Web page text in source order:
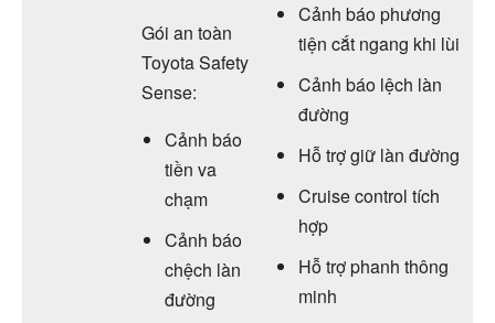
Gói an toàn
Toyota Safety
Sense:
Cảnh báo
tiền va
chạm
Cảnh báo
chệch làn
đường
Cảnh báo phương
tiện cắt ngang khi lùi
Cảnh báo lệch làn
đường
Hỗ trợ giữ làn đường
Cruise control tích
hợp
Hỗ trợ phanh thông
minh